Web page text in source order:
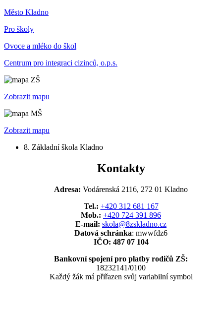
Město Kladno
Pro školy
Ovoce a mléko do škol
Centrum pro integraci cizinců, o.p.s.
Zobrazit mapu
Zobrazit mapu
8. Základní škola Kladno
Kontakty
Adresa: Vodárenská 2116, 272 01 Kladno
Tel.: +420 312 681 167
Mob.: +420 724 391 896
E-mail: skola@8zskladno.cz
Datová schránka: mwwfdz6
IČO: 487 07 104
Bankovní spojení pro platby rodičů ZŠ:
18232141/0100
Každý žák má přiřazen svůj variabilní symbol